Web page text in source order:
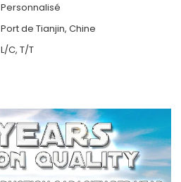
Personnalisé
Port de Tianjin, Chine
L/C, T/T